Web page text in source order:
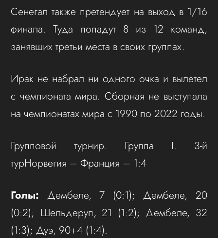
Сенегал также претендует на выход в 1/16
финала. Туда попадут 8 из 12 команд,
занявших третьи места в своих группах.
Ирак не набрал ни одного очка и вылетел
с чемпионата мира. Сборная не выступала
на чемпионатах мира с 1990 по 2022 годы.
Групповой турнир. Группа I. 3-й
турНорвегия – Франция – 1:4
Голы: Дембеле, 7 (0:1); Дембеле, 20
(0:2); Шельдеруп, 21 (1:2); Дембеле, 32
(1:3); Дуэ, 90+4 (1:4).